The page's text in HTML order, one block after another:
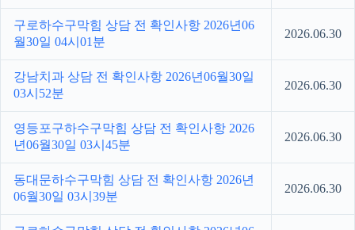
구로하수구막힘 상담 전 확인사항 2026년06
월30일 04시01분
2026.06.30
강남치과 상담 전 확인사항 2026년06월30일
03시52분
2026.06.30
영등포구하수구막힘 상담 전 확인사항 2026
년06월30일 03시45분
2026.06.30
동대문하수구막힘 상담 전 확인사항 2026년
06월30일 03시39분
2026.06.30